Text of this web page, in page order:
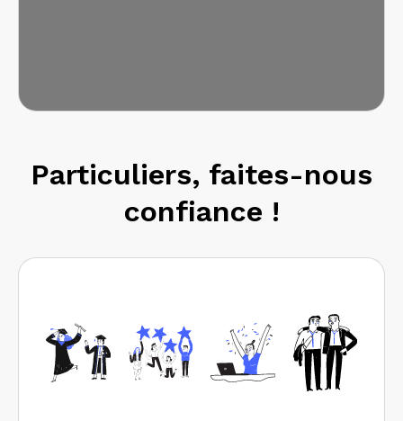
confiance !
PrestationsRecherche Réseau